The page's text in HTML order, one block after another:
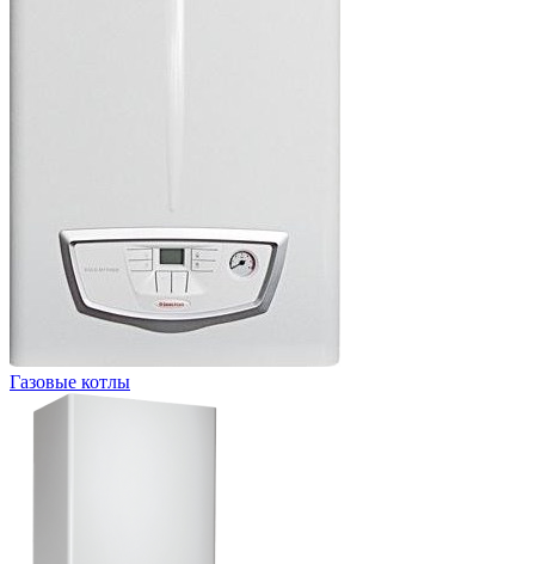
Газовые котлы